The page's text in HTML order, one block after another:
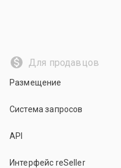
Для продавцов
Размещение
Система запросов
API
Интерфейс reSeller